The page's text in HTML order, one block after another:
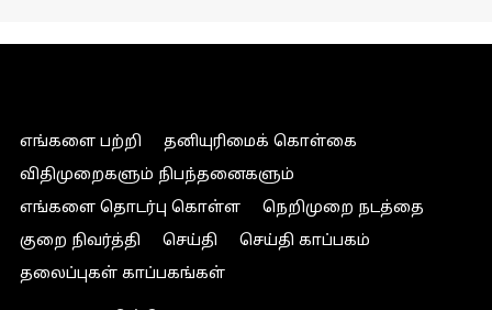
எங்களை பற்றி
தனியுரிமைக் கொள்கை
விதிமுறைகளும் நிபந்தனைகளும்
எங்களை தொடர்பு கொள்ள
நெறிமுறை நடத்தை
குறை நிவர்த்தி
செய்தி
செய்தி காப்பகம்
தலைப்புகள் காப்பகங்கள்